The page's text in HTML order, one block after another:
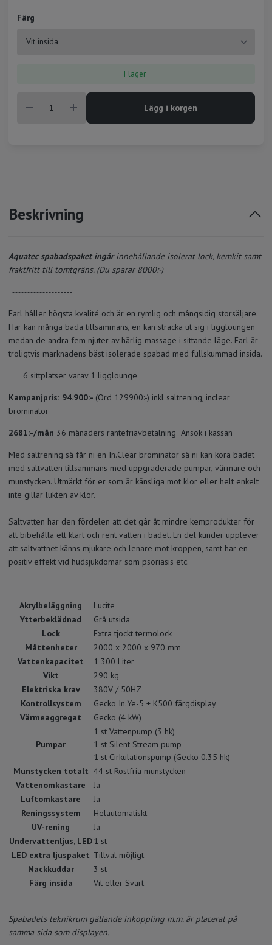
Färg
I lager
Lägg i korgen
Beskrivning
Aquatec spabadspaket ingårinnehållande isolerat lock, kemkit samt
fraktfritt till tomtgräns. (Du sparar 8000:-)
- - - - - - - - - - - - - - - - - - - -
Earl håller högsta kvalité och är en rymlig och mångsidig storsäljare.
Här kan många bada tillsammans, en kan sträcka ut sig i liggloungen
medan de andra fem njuter av härlig massage i sittande läge. Earl är
troligtvis marknadens bäst isolerade spabad med fullskummad insida.
6 sittplatser varav 1 ligglounge
Kampanjpris: 94.900:- (Ord 129900:-) inkl saltrening, inclear
brominator
2681:-/mån 36 månaders räntefriavbetalning Ansök i kassan
Med saltrening så får ni en In.Clear brominator så ni kan köra badet
med saltvatten tillsammans med uppgraderade pumpar, värmare och
munstycken. Utmärkt för er som är känsliga mot klor eller helt enkelt
inte gillar lukten av klor.
Saltvatten har den fördelen att det går åt mindre kemprodukter för
att bibehålla ett klart och rent vatten i badet. En del kunder upplever
att saltvattnet känns mjukare och lenare mot kroppen, samt har en
positiv effekt vid hudsjukdomar som psoriasis etc.
Akrylbeläggning
Lucite
Ytterbeklädnad
Grå utsida
Lock
Extra tjockt termolock
Måttenheter
2000 x 2000 x 970 mm
Vattenkapacitet
1 300 Liter
Vikt
290 kg
Elektriska krav
380V / 50HZ
Kontrollsystem
Gecko In.Ye-5 + K500 färgdisplay
Värmeaggregat
Gecko (4 kW)
Pumpar
1 st Vattenpump (3 hk)
1 st Silent Stream pump
1 st Cirkulationspump (Gecko 0.35 hk)
Munstycken totalt 44 st Rostfria munstycken
Vattenomkastare
Ja
Luftomkastare
Ja
Reningssystem
Helautomatiskt
UV-rening
Ja
Undervattenljus, LED1 st
LED extra ljuspaket Tillval möjligt
Nackkuddar
3 st
Färg insida
Vit eller Svart
Spabadets teknikrum gällande inkoppling m.m. är placerat på
samma sida som displayen.